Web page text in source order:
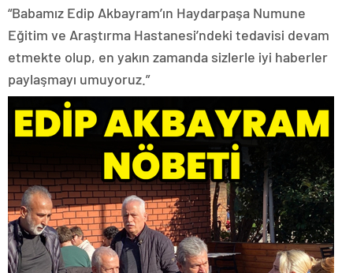
“Babamız Edip Akbayram’ın Haydarpaşa Numune
Eğitim ve Araştırma Hastanesi’ndeki tedavisi devam
etmekte olup, en yakın zamanda sizlerle iyi haberler
paylaşmayı umuyoruz.”